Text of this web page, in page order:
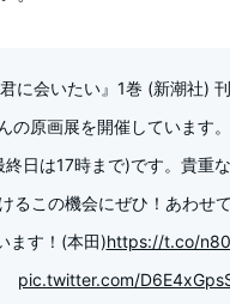
に会いたい』1巻 (新潮社) 刊
の原画展を開催しています
終日は17時まで)です。貴重
るこの機会にぜひ！あわせ
ます！(本田)https://t.co/
pic.twitter.com/